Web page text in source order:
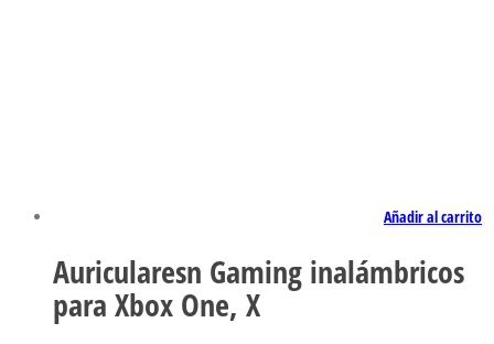
Añadir al carrito
Auricularesn Gaming inalámbricos
para Xbox One, X